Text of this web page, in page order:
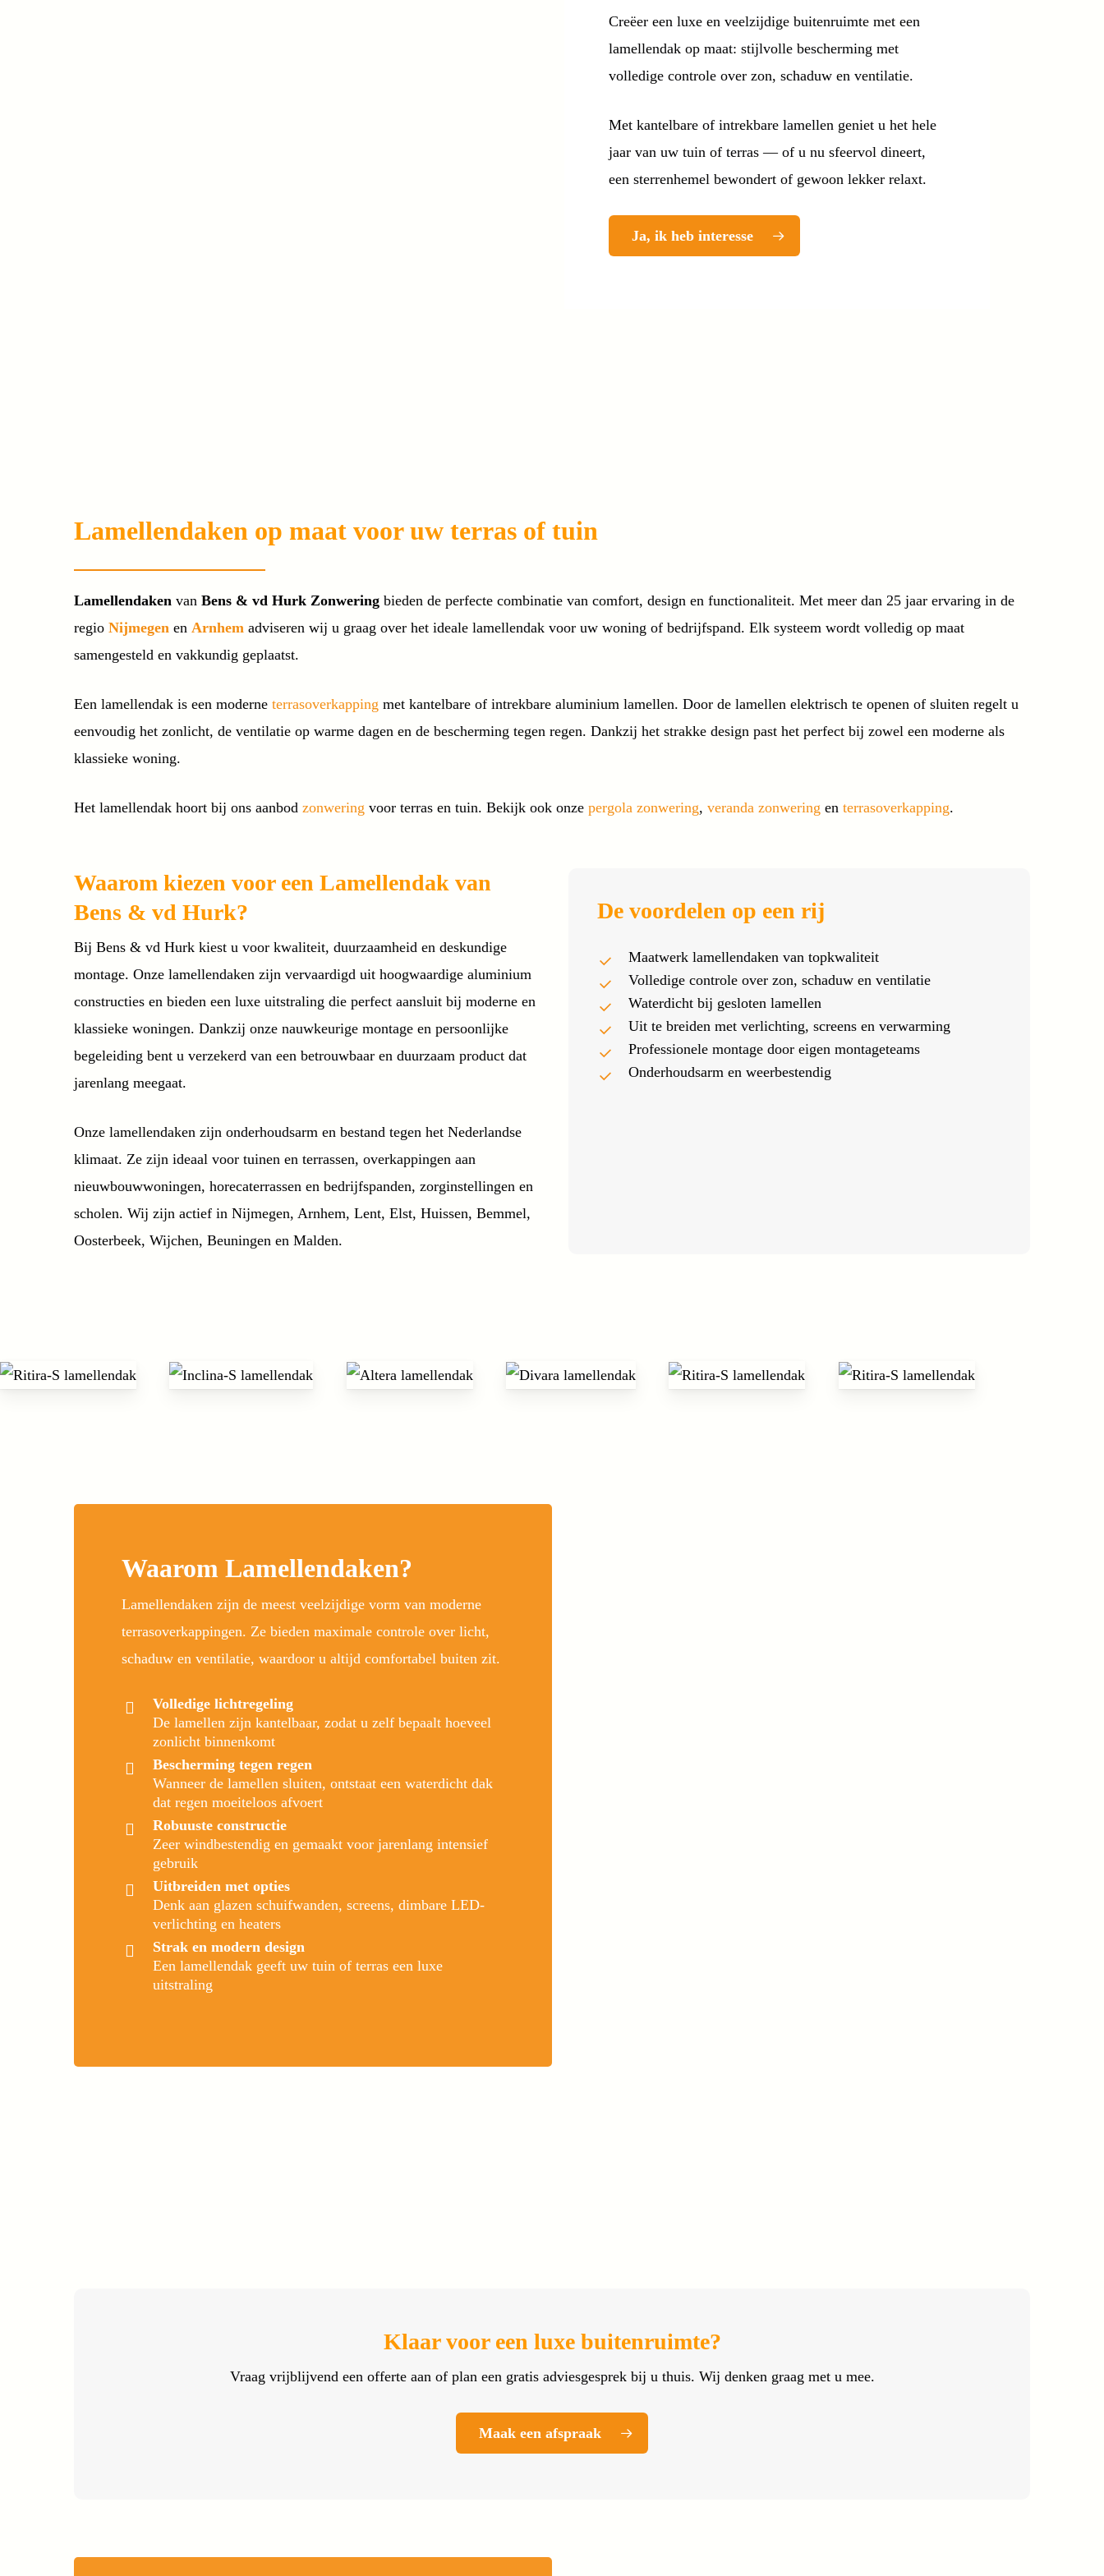
Creëer een luxe en veelzijdige buitenruimte met een
lamellendak op maat: stijlvolle bescherming met
volledige controle over zon, schaduw en ventilatie.
Met kantelbare of intrekbare lamellen geniet u het hele
jaar van uw tuin of terras — of u nu sfeervol dineert,
een sterrenhemel bewondert of gewoon lekker relaxt.
Ja, ik heb interesse
Lamellendaken op maat voor uw terras of tuin
Lamellendaken vanBens & vd Hurk Zonwering bieden de perfecte combinatie van comfort, design en functionaliteit. Met meer dan 25 jaar ervaring in de
regioNijmegen en Arnhem adviseren wij u graag over het ideale lamellendak voor uw woning of bedrijfspand. Elk systeem wordt volledig op maat
samengesteld en vakkundig geplaatst.
Een lamellendak is een moderneterrasoverkapping met kantelbare of intrekbare aluminium lamellen. Door de lamellen elektrisch te openen of sluiten regelt u
eenvoudig het zonlicht, de ventilatie op warme dagen en de bescherming tegen regen. Dankzij het strakke design past het perfect bij zowel een moderne als
klassieke woning.
Het lamellendak hoort bij ons aanbodzonwering voor terras en tuin. Bekijk ook onzepergola zonwering,veranda zonwering enterrasoverkapping.
Waarom kiezen voor een Lamellendak van
Bens & vd Hurk?
Bij Bens & vd Hurk kiest u voor kwaliteit, duurzaamheid en deskundige
montage. Onze lamellendaken zijn vervaardigd uit hoogwaardige aluminium
constructies en bieden een luxe uitstraling die perfect aansluit bij moderne en
klassieke woningen. Dankzij onze nauwkeurige montage en persoonlijke
begeleiding bent u verzekerd van een betrouwbaar en duurzaam product dat
jarenlang meegaat.
Onze lamellendaken zijn onderhoudsarm en bestand tegen het Nederlandse
klimaat. Ze zijn ideaal voor tuinen en terrassen, overkappingen aan
nieuwbouwwoningen, horecaterrassen en bedrijfspanden, zorginstellingen en
scholen. Wij zijn actief in Nijmegen, Arnhem, Lent, Elst, Huissen, Bemmel,
Oosterbeek, Wijchen, Beuningen en Malden.
De voordelen op een rij
Maatwerk lamellendaken van topkwaliteit
Volledige controle over zon, schaduw en ventilatie
Waterdicht bij gesloten lamellen
Uit te breiden met verlichting, screens en verwarming
Professionele montage door eigen montageteams
Onderhoudsarm en weerbestendig
Waarom Lamellendaken?
Lamellendaken zijn de meest veelzijdige vorm van moderne
terrasoverkappingen. Ze bieden maximale controle over licht,
schaduw en ventilatie, waardoor u altijd comfortabel buiten zit.
Volledige lichtregeling
De lamellen zijn kantelbaar, zodat u zelf bepaalt hoeveel
zonlicht binnenkomt
Bescherming tegen regen
Wanneer de lamellen sluiten, ontstaat een waterdicht dak
dat regen moeiteloos afvoert
Robuuste constructie
Zeer windbestendig en gemaakt voor jarenlang intensief
gebruik
Uitbreiden met opties
Denk aan glazen schuifwanden, screens, dimbare LED-
verlichting en heaters
Strak en modern design
Een lamellendak geeft uw tuin of terras een luxe
uitstraling
Klaar voor een luxe buitenruimte?
Vraag vrijblijvend een offerte aan of plan een gratis adviesgesprek bij u thuis. Wij denken graag met u mee.
Maak een afspraak